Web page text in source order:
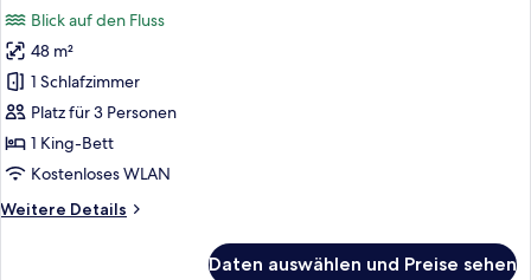
Premium-
Zimmer,
1 King-
Bett,
Zutritt
zur
Lounge,
Blick auf den Fluss
48 m²
1 Schlafzimmer
Platz für 3 Personen
1 King-Bett
Kostenloses WLAN
Weitere Details
Weitere
Daten auswählen und Preise sehen